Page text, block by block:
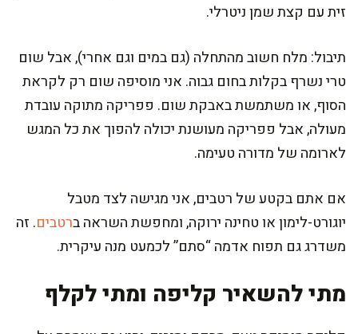
זית עם קצת שמן ניטרלי.
תיבול: מלח חשוב מהתחלה (גם במים וגם אחרי), אבל שום
טרי נשרף בקלות בחום גבוה. אני מוסיפה שום רק לקראת
הסוף, או משתמשת באבקת שום. פפריקה מתוקה עובדת
מעולה, אבל פפריקה מעושנת יכולה להפוך את כל המגש
לארומה של מדורה טעימה.
אם אתם בקטע של רטבים, אני מגישה לצד מטבל
יוגורט-לימון או טחינה ירוקה, ומחפשת השראה ברטבים. זה
משדרג גם תפוח אדמה “סתם” לכמעט מנה עיקרית.
מתי להשאיר קליפה ומתי לקלף